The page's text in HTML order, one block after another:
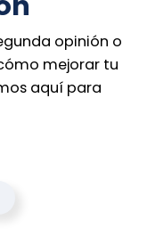
opinión o
mejorar tu
aquí para